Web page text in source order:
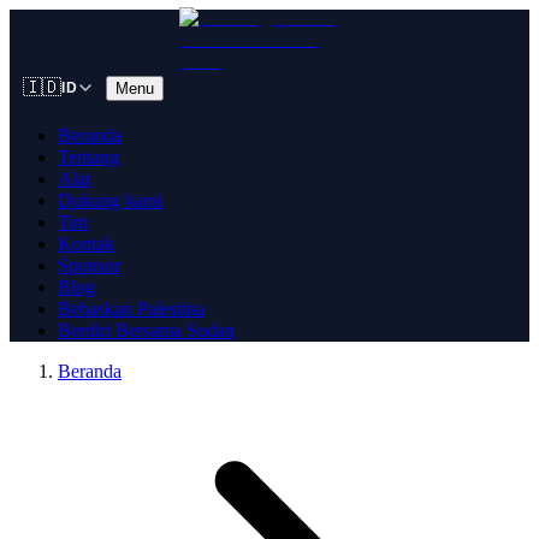
🇮🇩 ID Menu
Beranda
Tentang
Alat
Dukung kami
Tim
Kontak
Sponsor
Blog
Bebaskan Palestina
Berdiri Bersama Sudan
Beranda